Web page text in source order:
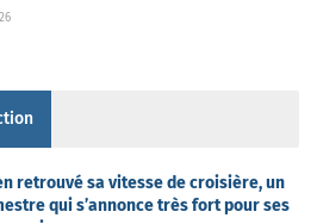
retrouvé sa vitesse de croisière, un
qui s’annonce très fort pour ses